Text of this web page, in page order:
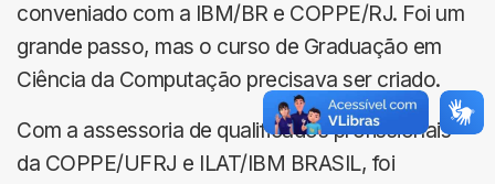
conveniado com a IBM/BR e COPPE/RJ. Foi um
grande passo, mas o curso de Graduação em
Ciência da Computação precisava ser criado.
Com a assessoria de qualificados profissionais
da COPPE/UFRJ e ILAT/IBM BRASIL, foi